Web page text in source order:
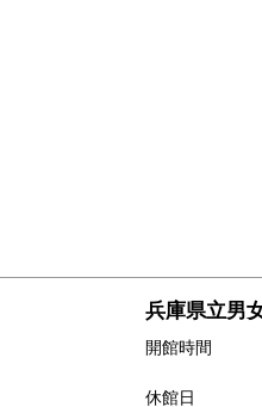
兵庫県立男
開館時間
休館日